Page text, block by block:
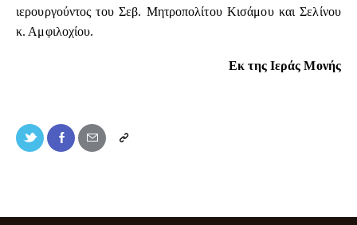
ιερουργούντος του Σεβ. Μητροπολίτου Κισάμου και Σελίνου
κ. Αμφιλοχίου.
Εκ της Ιεράς Μονής